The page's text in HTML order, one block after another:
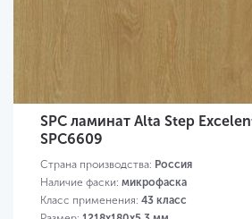
SPC ламинат Alta Step
SPC6609
Страна производства: Россия
Наличие фаски: микрофаска
Класс применения: 43 класс